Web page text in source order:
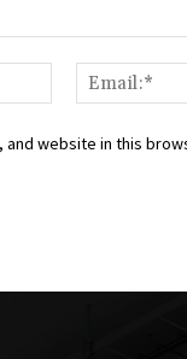
Name:*
and website in this